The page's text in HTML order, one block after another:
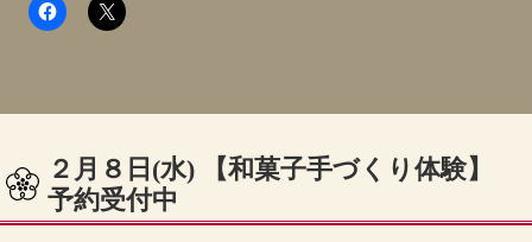
２月８日(水) 【和菓子手づくり体験】
予約受付中